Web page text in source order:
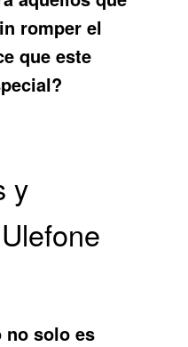
romper el
que este
y
no solo es